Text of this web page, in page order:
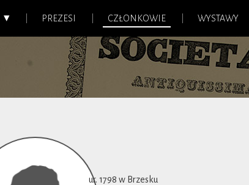
PREZESI CZŁONKOWIE WYSTAWY
ur. 1798 w Brzesku